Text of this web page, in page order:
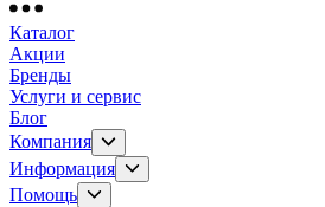
Каталог
Акции
Бренды
Услуги и сервис
Блог
Компания
Информация
Помощь